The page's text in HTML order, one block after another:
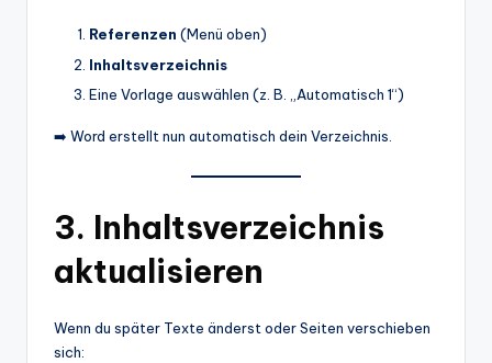
Referenzen (Menü oben)
Inhaltsverzeichnis
Eine Vorlage auswählen (z. B. „Automatisch 1“)
➡️ Word erstellt nun automatisch dein Verzeichnis.
3. Inhaltsverzeichnis
aktualisieren
Wenn du später Texte änderst oder Seiten verschieben
sich: